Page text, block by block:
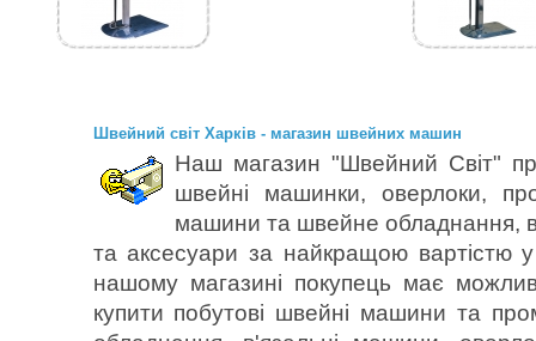
Швейний світ Харків - магазин швейних машин
Наш магазин "Швейний Світ"
швейні машинки, оверлоки,
машини та швейне обладнання,
та аксесуари за найкращою вартістю у
нашому магазині покупець має
купити побутові швейні машини та